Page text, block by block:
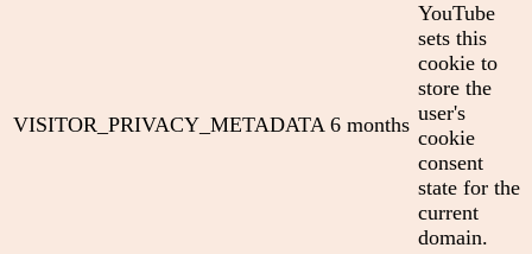
VISITOR_PRIVACY_METADATA 6 months
YouTube
sets this
cookie to
store the
user's
cookie
consent
state for the
current
domain.